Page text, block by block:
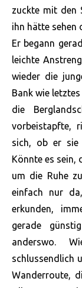
zuckte mit den
ihn hätte sehen
Er begann
leichte
wieder die
Bank wie
die
vorbeistapfte,
sich, ob er sie
Könnte es sein,
um die Ruhe
einfach nur
erkunden,
gerade
anderswo.
schlussendlich
Wanderroute,